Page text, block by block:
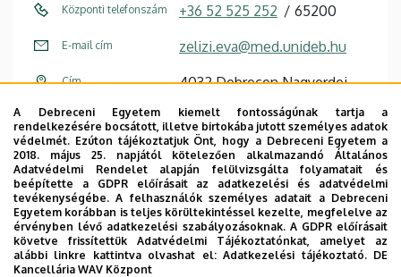
A Debreceni Egyetem kiemelt fontosságúnak tartja a
rendelkezésére bocsátott, illetve birtokába jutott személyes adatok
védelmét. Ezúton tájékoztatjuk Önt, hogy a Debreceni Egyetem a
2018. május 25. napjától kötelezően alkalmazandó Általános
Adatvédelmi Rendelet alapján felülvizsgálta folyamatait és
beépítette a GDPR előírásait az adatkezelési és adatvédelmi
tevékenységébe. A felhasználók személyes adatait a Debreceni
Egyetem korábban is teljes körültekintéssel kezelte, megfelelve az
érvényben lévő adatkezelési szabályozásoknak. A GDPR előírásait
követve frissítettük Adatvédelmi Tájékoztatónkat, amelyet az
alábbi linkre kattintva olvashat el:Adatkezelési tájékoztató. DE
Kancellária WAV Központ
Központi telefonszám +36 52 525 252 65200
E-mail cím zelizi.eva@med.unideb.hu
Cím
4032 Debrecen Nagyerdei
Épület Kórházhigiénés épület
Emelet, ajtó
földszint (BIK kommunikációs
Center)